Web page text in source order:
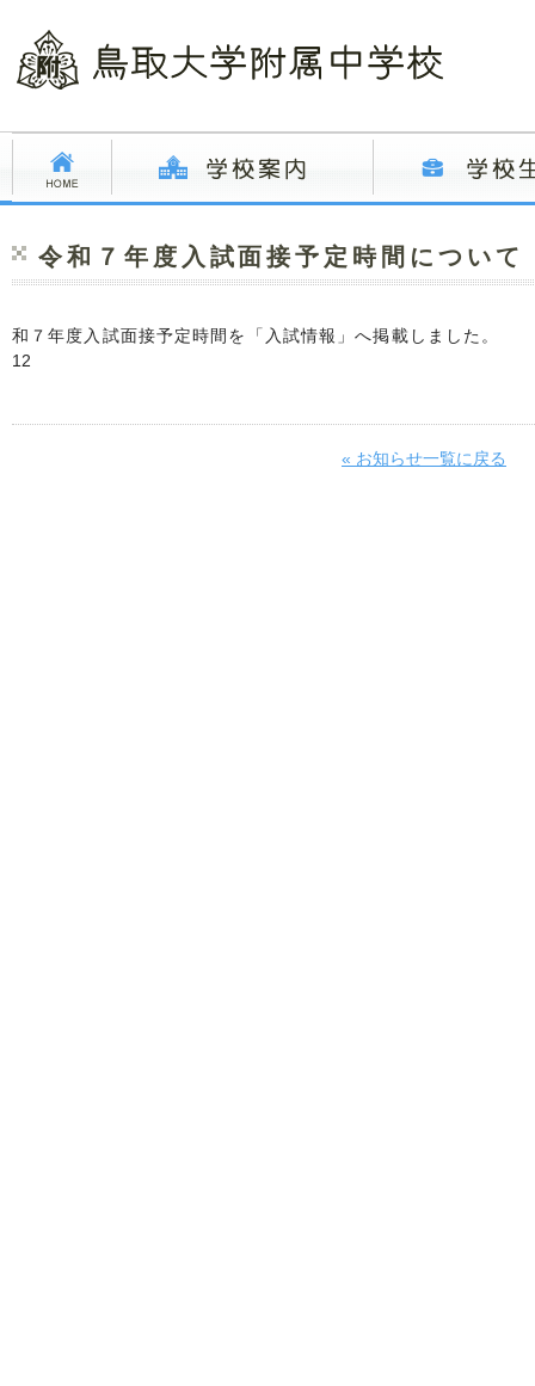
令和７年度入試面接予定時間について
和７年度入試面接予定時間を「入試情報」へ掲載しました。
12
« お知らせ一覧に戻る